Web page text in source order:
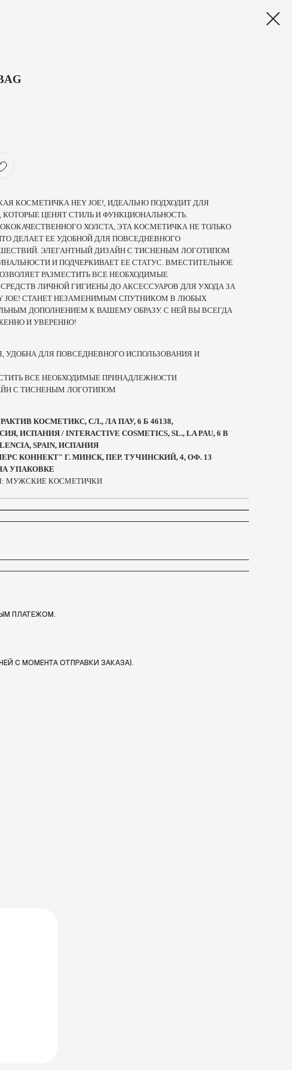
КОСМЕТИЧКА HEY JOE!, ИДЕАЛЬНО ПОДХОДИТ ДЛЯ
ЦЕНЯТ СТИЛЬ И ФУНКЦИОНАЛЬНОСТЬ.
ХОЛСТА, ЭТА КОСМЕТИЧКА НЕ ТОЛЬКО
ДЕЛАЕТ ЕЕ УДОБНОЙ ДЛЯ ПОВСЕДНЕВНОГО
ЭЛЕГАНТНЫЙ ДИЗАЙН С ТИСНЕНЫМ ЛОГОТИПОМ
И ПОДЧЕРКИВАЕТ ЕЕ СТАТУС. ВМЕСТИТЕЛЬНОЕ
РАЗМЕСТИТЬ ВСЕ НЕОБХОДИМЫЕ
ЛИЧНОЙ ГИГИЕНЫ ДО АКСЕССУАРОВ ДЛЯ УХОДА ЗА
JOE! СТАНЕТ НЕЗАМЕНИМЫМ СПУТНИКОМ В ЛЮБЫХ
ДОПОЛНЕНИЕМ К ВАШЕМУ ОБРАЗУ. С НЕЙ ВЫ ВСЕГДА
И УВЕРЕННО!
УДОБНА ДЛЯ ПОВСЕДНЕВНОГО ИСПОЛЬЗОВАНИЯ И
ВСЕ НЕОБХОДИМЫЕ ПРИНАДЛЕЖНОСТИ
С ТИСНЕНЫМ ЛОГОТИПОМ
КОСМЕТИКС, СЛ., ЛА ПАУ, 6 Б 46138,
ИСПАНИЯ / INTERACTIVE COSMETICS, SL., LA PAU, 6 B
SPAIN, ИСПАНИЯ
КОННЕКТ" Г. МИНСК, ПЕР. ТУЧИНСКИЙ, 4, ОФ. 13
УПАКОВКЕ
МУЖСКИЕ КОСМЕТИЧКИ
ПЛАТЕЖОМ.
С МОМЕНТА ОТПРАВКИ ЗАКАЗА).